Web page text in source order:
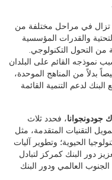
تزال في مراحل مختلفة من
والقدرات المؤسسية
من التحول التكنولوجي.
نموذجه القائم على البلدان
بدلاً من المناهج الموحدة،
لدعم التنمية القائمة
جودونجوانا، فحدد ثلاث
التقنيات المتقدمة، مثل
الحيوية؛ وتطوير آليات
دور البنك كمركز لتبادل
العالمي ودور البنك